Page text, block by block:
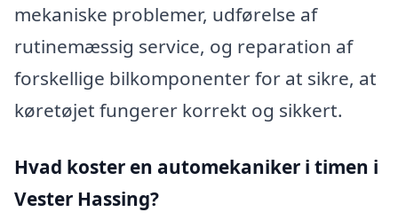
mekaniske problemer, udførelse af
rutinemæssig service, og reparation af
forskellige bilkomponenter for at sikre, at
køretøjet fungerer korrekt og sikkert.
Hvad koster en automekaniker i timen i
Vester Hassing?